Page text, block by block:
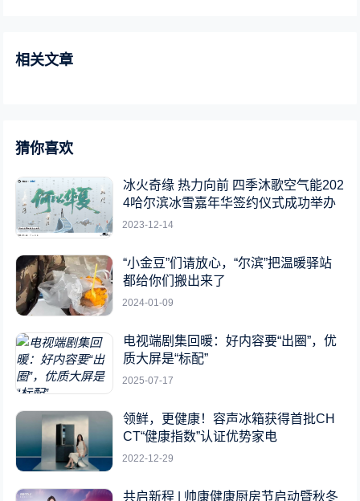
相关文章
猜你喜欢
冰火奇缘 热力向前 四季沐歌空气能202
4哈尔滨冰雪嘉年华签约仪式成功举办
2023-12-14
“小金豆”们请放心，“尔滨”把温暖驿站
都给你们搬出来了
2024-01-09
电视端剧集回暖：好内容要“出圈”，优
质大屏是“标配”
2025-07-17
领鲜，更健康！容声冰箱获得首批CH
CT“健康指数”认证优势家电
2022-12-29
共启新程 | 帅康健康厨房节启动暨秋冬